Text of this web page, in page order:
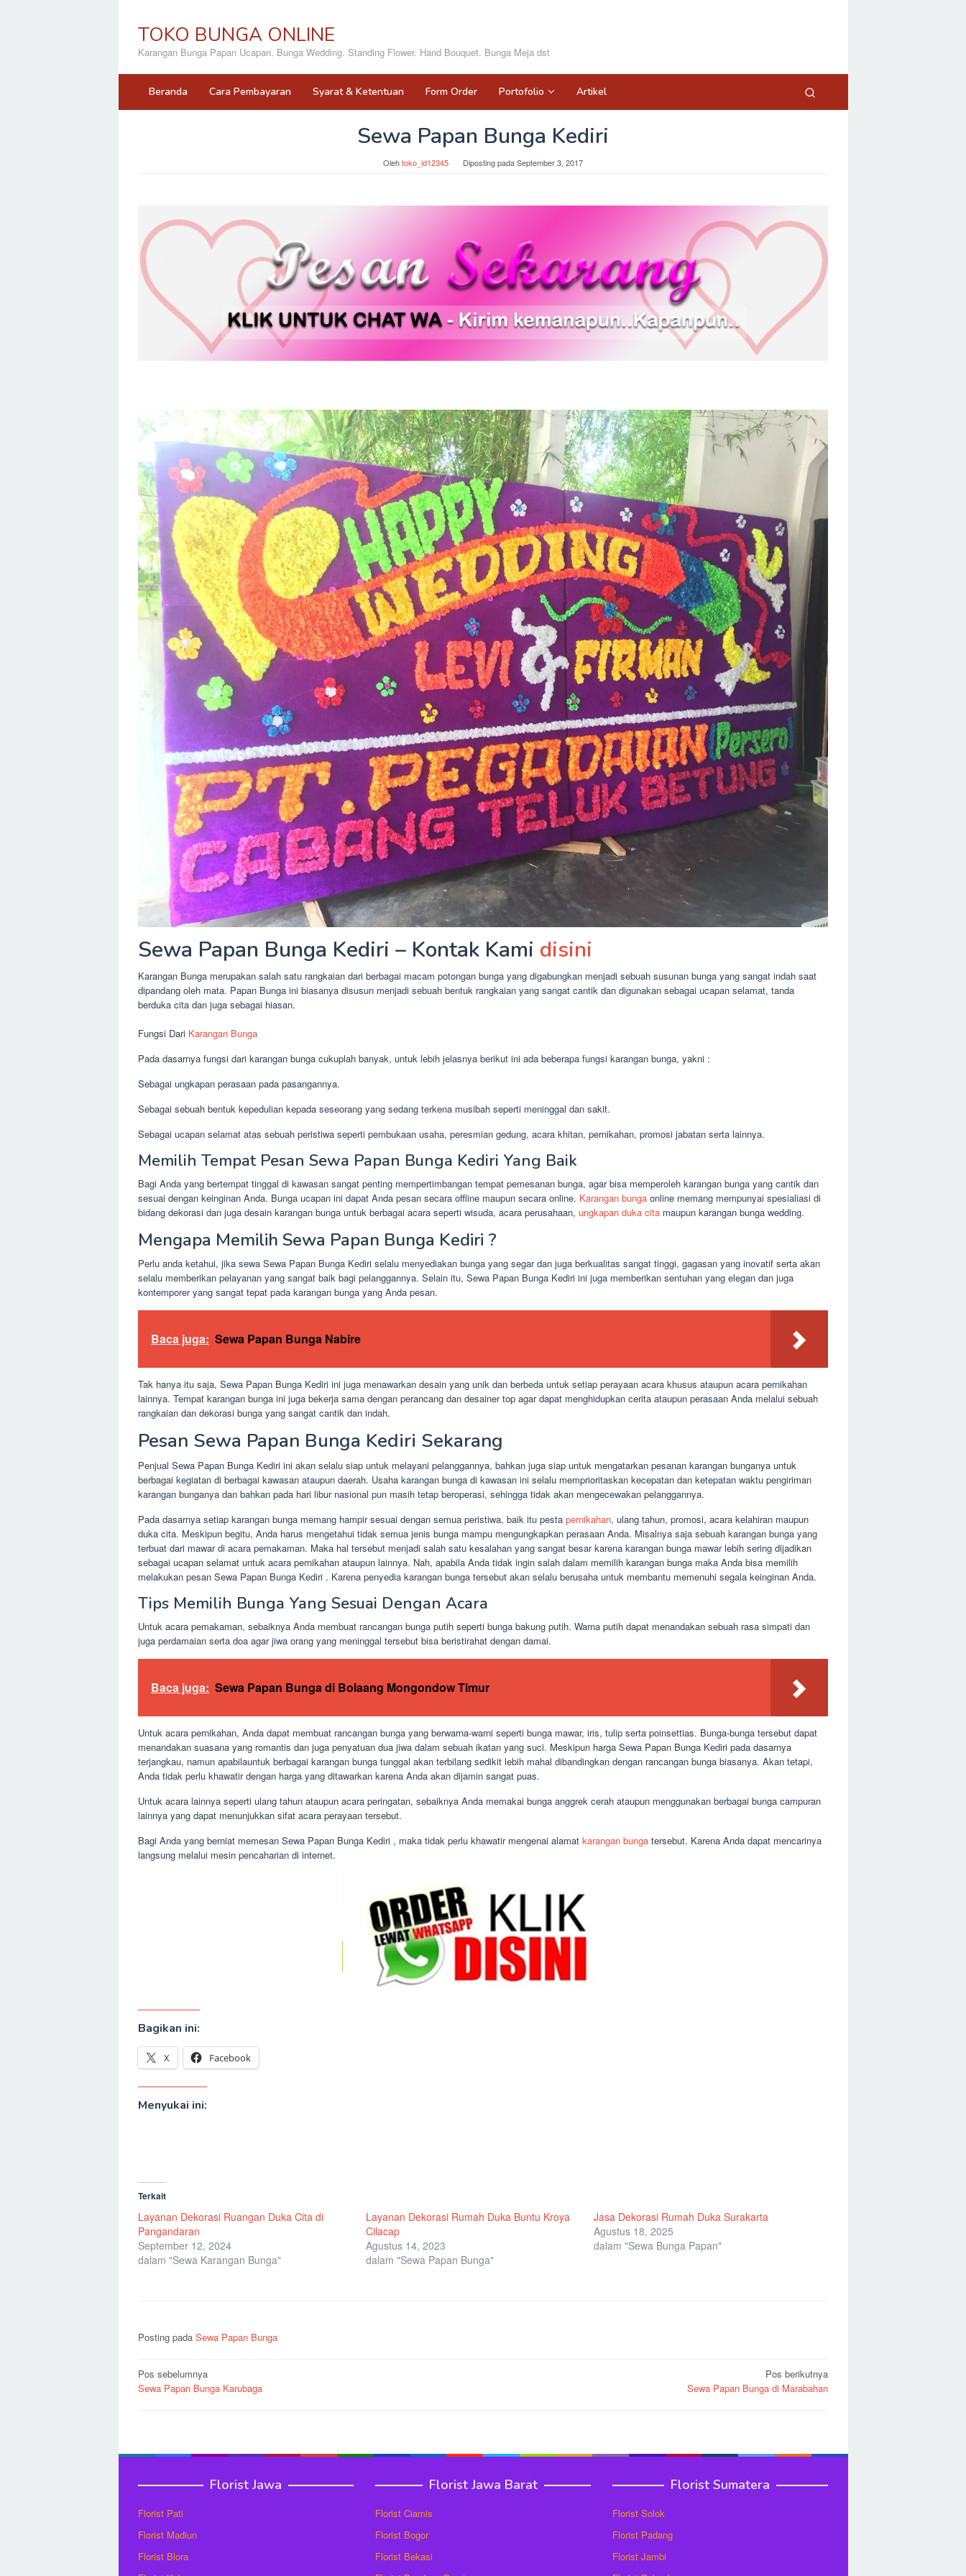
TOKO BUNGA ONLINE
Karangan Bunga Papan Ucapan. Bunga Wedding. Standing Flower. Hand Bouquet. Bunga Meja dst
Beranda Cara Pembayaran Syarat & Ketentuan Form Order Portofolio Artikel
Sewa Papan Bunga Kediri
Olehtoko_id12345 Diposting padaSeptember 3, 2017
Sewa Papan Bunga Kediri – Kontak Kami disini
Karangan Bunga merupakan salah satu rangkaian dari berbagai macam potongan bunga yang digabungkan menjadi sebuah susunan bunga yang sangat indah saat
dipandang oleh mata. Papan Bunga ini biasanya disusun menjadi sebuah bentuk rangkaian yang sangat cantik dan digunakan sebagai ucapan selamat, tanda
berduka cita dan juga sebagai hiasan.
Fungsi Dari Karangan Bunga
Pada dasarnya fungsi dari karangan bunga cukuplah banyak, untuk lebih jelasnya berikut ini ada beberapa fungsi karangan bunga, yakni :
Sebagai ungkapan perasaan pada pasangannya.
Sebagai sebuah bentuk kepedulian kepada seseorang yang sedang terkena musibah seperti meninggal dan sakit.
Sebagai ucapan selamat atas sebuah peristiwa seperti pembukaan usaha, peresmian gedung, acara khitan, pernikahan, promosi jabatan serta lainnya.
Memilih Tempat Pesan Sewa Papan Bunga Kediri Yang Baik
Bagi Anda yang bertempat tinggal di kawasan sangat penting mempertimbangan tempat pemesanan bunga, agar bisa memperoleh karangan bunga yang cantik dan
sesuai dengan keinginan Anda. Bunga ucapan ini dapat Anda pesan secara offline maupun secara online. Karangan bunga online memang mempunyai spesialiasi di
bidang dekorasi dan juga desain karangan bunga untuk berbagai acara seperti wisuda, acara perusahaan, ungkapan duka cita maupun karangan bunga wedding.
Mengapa Memilih Sewa Papan Bunga Kediri ?
Perlu anda ketahui, jika sewa Sewa Papan Bunga Kediri selalu menyediakan bunga yang segar dan juga berkualitas sangat tinggi, gagasan yang inovatif serta akan
selalu memberikan pelayanan yang sangat baik bagi pelanggannya. Selain itu, Sewa Papan Bunga Kediri ini juga memberikan sentuhan yang elegan dan juga
kontemporer yang sangat tepat pada karangan bunga yang Anda pesan.
Baca juga: Sewa Papan Bunga Nabire
Tak hanya itu saja, Sewa Papan Bunga Kediri ini juga menawarkan desain yang unik dan berbeda untuk setiap perayaan acara khusus ataupun acara pernikahan
lainnya. Tempat karangan bunga ini juga bekerja sama dengan perancang dan desainer top agar dapat menghidupkan cerita ataupun perasaan Anda melalui sebuah
rangkaian dan dekorasi bunga yang sangat cantik dan indah.
Pesan Sewa Papan Bunga Kediri Sekarang
Penjual Sewa Papan Bunga Kediri ini akan selalu siap untuk melayani pelanggannya, bahkan juga siap untuk mengatarkan pesanan karangan bunganya untuk
berbagai kegiatan di berbagai kawasan ataupun daerah. Usaha karangan bunga di kawasan ini selalu memprioritaskan kecepatan dan ketepatan waktu pengiriman
karangan bunganya dan bahkan pada hari libur nasional pun masih tetap beroperasi, sehingga tidak akan mengecewakan pelanggannya.
Pada dasarnya setiap karangan bunga memang hampir sesuai dengan semua peristiwa, baik itu pesta pernikahan, ulang tahun, promosi, acara kelahiran maupun
duka cita. Meskipun begitu, Anda harus mengetahui tidak semua jenis bunga mampu mengungkapkan perasaan Anda. Misalnya saja sebuah karangan bunga yang
terbuat dari mawar di acara pemakaman. Maka hal tersebut menjadi salah satu kesalahan yang sangat besar karena karangan bunga mawar lebih sering dijadikan
sebagai ucapan selamat untuk acara pernikahan ataupun lainnya. Nah, apabila Anda tidak ingin salah dalam memilih karangan bunga maka Anda bisa memilih
melakukan pesan Sewa Papan Bunga Kediri . Karena penyedia karangan bunga tersebut akan selalu berusaha untuk membantu memenuhi segala keinginan Anda.
Tips Memilih Bunga Yang Sesuai Dengan Acara
Untuk acara pemakaman, sebaiknya Anda membuat rancangan bunga putih seperti bunga bakung putih. Warna putih dapat menandakan sebuah rasa simpati dan
juga perdamaian serta doa agar jiwa orang yang meninggal tersebut bisa beristirahat dengan damai.
Baca juga: Sewa Papan Bunga di Bolaang Mongondow Timur
Untuk acara pernikahan, Anda dapat membuat rancangan bunga yang berwarna-warni seperti bunga mawar, iris, tulip serta poinsettias. Bunga-bunga tersebut dapat
menandakan suasana yang romantis dan juga penyatuan dua jiwa dalam sebuah ikatan yang suci. Meskipun harga Sewa Papan Bunga Kediri pada dasarnya
terjangkau, namun apabilauntuk berbagai karangan bunga tunggal akan terbilang sedikit lebih mahal dibandingkan dengan rancangan bunga biasanya. Akan tetapi,
Anda tidak perlu khawatir dengan harga yang ditawarkan karena Anda akan dijamin sangat puas.
Untuk acara lainnya seperti ulang tahun ataupun acara peringatan, sebaiknya Anda memakai bunga anggrek cerah ataupun menggunakan berbagai bunga campuran
lainnya yang dapat menunjukkan sifat acara perayaan tersebut.
Bagi Anda yang berniat memesan Sewa Papan Bunga Kediri , maka tidak perlu khawatir mengenai alamat karangan bunga tersebut. Karena Anda dapat mencarinya
langsung melalui mesin pencaharian di internet.
Bagikan ini:
X Facebook
Menyukai ini:
Terkait
Layanan Dekorasi Ruangan Duka Cita di
Pangandaran
September 12, 2024
dalam "Sewa Karangan Bunga"
Layanan Dekorasi Rumah Duka Buntu Kroya
Cilacap
Agustus 14, 2023
dalam "Sewa Papan Bunga"
Jasa Dekorasi Rumah Duka Surakarta
Agustus 18, 2025
dalam "Sewa Bunga Papan"
Posting pada Sewa Papan Bunga
Navigasi
pos
Pos sebelumnya
Sewa Papan Bunga Karubaga
Pos berikutnya
Sewa Papan Bunga di Marabahan
Florist Jawa
Florist Pati
Florist Madiun
Florist Blora
Florist Jawa Barat
Florist Ciamis
Florist Bogor
Florist Bekasi
Florist Sumatera
Florist Solok
Florist Padang
Florist Jambi